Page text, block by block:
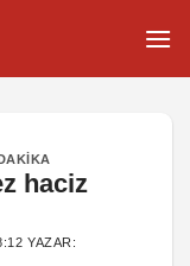
haciz
YAZAR: